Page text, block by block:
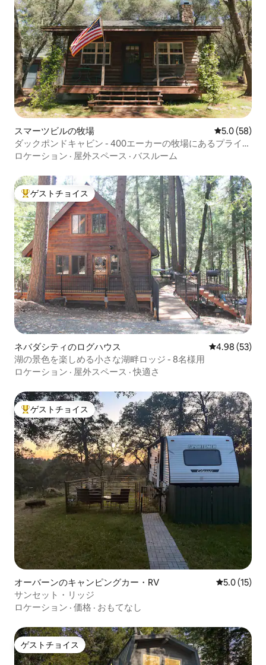
スマーツビルの牧場 レビュー58
5.0 (58)
ダックポンドキャビン - 400エーカーの牧場にあるプライベ
ートキャビン
ロケーション · 屋外スペース · バスルーム
大好評のゲストチョイスです。
ゲストチョイス
ネバダシティのログハウス レビュー53
4.98 (53)
湖の景色を楽しめる小さな湖畔ロッジ - 8名様用
ロケーション · 屋外スペース ·快適さ
大好評のゲストチョイスです。
ゲストチョイス
オーバーンのキャンピングカー・RV レビュー15
5.0 (15)
サンセット・リッジ
ロケーション · 価格 · おもてなし
ゲストチョイス
ゲストチョイス